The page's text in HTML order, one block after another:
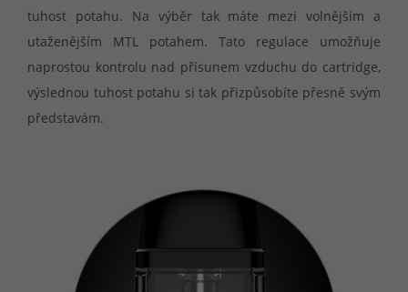
tuhost potahu. Na výběr tak máte mezi volnějším a
utaženějším MTL potahem. Tato regulace umožňuje
naprostou kontrolu nad přísunem vzduchu do cartridge,
výslednou tuhost potahu si tak přizpůsobíte přesně svým
představám.